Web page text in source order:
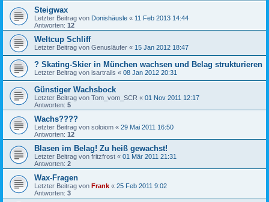
Steigwax
Letzter Beitrag von Donishäusle « 11 Feb 2013 14:44
Antworten: 12
Weltcup Schliff
Letzter Beitrag von Genusläufer « 15 Jan 2012 18:47
? Skating-Skier in München wachsen und Belag strukturieren
Letzter Beitrag von isartrails « 08 Jan 2012 20:31
Günstiger Wachsbock
Letzter Beitrag von Tom_vom_SCR « 01 Nov 2011 12:17
Antworten: 5
Wachs????
Letzter Beitrag von soloiom « 29 Mai 2011 16:50
Antworten: 12
Blasen im Belag! Zu heiß gewachst!
Letzter Beitrag von fritzfrost « 01 Mär 2011 21:31
Antworten: 2
Wax-Fragen
Letzter Beitrag von Frank « 25 Feb 2011 9:02
Antworten: 3